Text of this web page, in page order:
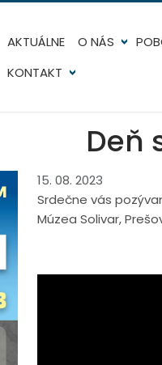
AKTUÁLNE O NÁS
KONTAKT
Deň
15. 08. 2023
Srdečne vás
Múzea Solivar,